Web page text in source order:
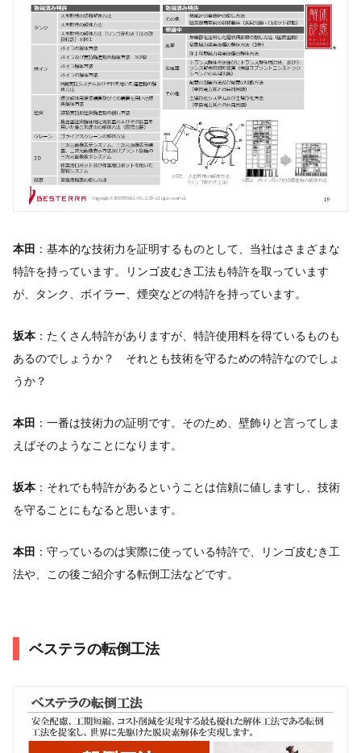
本田 ：基本的な技術力を証明するものとして、当社はさまざまな
特許を持っています。リンゴ皮むき工法も特許を取っています
が、タンク、ボイラー、煙突などの特許を持っています。
坂本 ：たくさん特許がありますが、特許使用料を得ているものも
あるのでしょうか？ それとも技術を守るための特許なのでしょ
うか？
本田 ：一番は技術力の証明です。そのため、壁飾りと言ってしま
えばそのようなことになります。
坂本 ：それでも特許があるということは信頼に値しますし、技術
を守ることにもなると思います。
本田 ：守っているのは実際に使っている特許で、リンゴ皮むき工
法や、この後ご紹介する転倒工法などです。
ベステラの転倒工法